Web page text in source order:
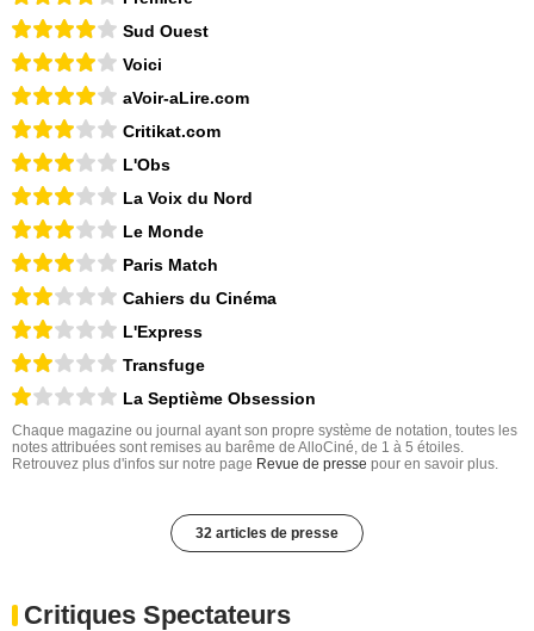
Sud Ouest
Voici
aVoir-aLire.com
Critikat.com
L'Obs
La Voix du Nord
Le Monde
Paris Match
Cahiers du Cinéma
L'Express
Transfuge
La Septième Obsession
Chaque magazine ou journal ayant son propre système de notation, toutes les
notes attribuées sont remises au barême de AlloCiné, de 1 à 5 étoiles.
Retrouvez plus d'infos sur notre page Revue de presse pour en savoir plus.
32 articles de presse
Critiques Spectateurs